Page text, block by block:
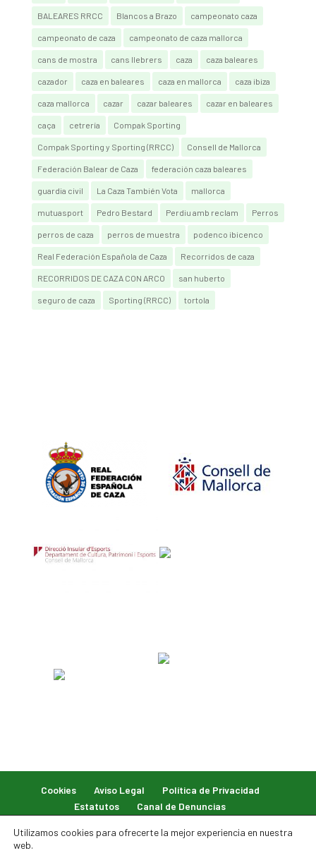
BALEARES RRCC Blancos a Brazo campeonato caza
campeonato de caza campeonato de caza mallorca
cans de mostra cans llebrers caza caza baleares
cazador caza en baleares caza en mallorca caza ibiza
caza mallorca cazar cazar baleares cazar en baleares
caça cetrería Compak Sporting
Compak Sporting y Sporting (RRCC) Consell de Mallorca
Federación Balear de Caza federación caza baleares
guardia civil La Caza También Vota mallorca
mutuasport Pedro Bestard Perdiu amb reclam Perros
perros de caza perros de muestra podenco ibicenco
Real Federación Española de Caza Recorridos de caza
RECORRIDOS DE CAZA CON ARCO san huberto
seguro de caza Sporting (RRCC) tortola
Cookies Aviso Legal
Política de Privacidad
Estatutos
Canal de Denuncias
Utilizamos cookies para ofrecerte la mejor experiencia en nuestra
web.